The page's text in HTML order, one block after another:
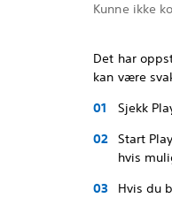
Kunne ikke
Det har
kan være
Sjekk
Start
hvis
Hvis du